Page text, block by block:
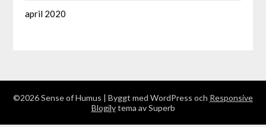
april 2020
©2026 Sense of Humus | Byggt med WordPress och Responsive
Blogilytema av Superb